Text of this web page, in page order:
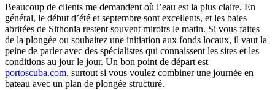
Beaucoup de clients me demandent où l’eau est la plus claire. En
général, le début d’été et septembre sont excellents, et les baies
abritées de Sithonia restent souvent miroirs le matin. Si vous faites
de la plongée ou souhaitez une initiation aux fonds locaux, il vaut la
peine de parler avec des spécialistes qui connaissent les sites et les
conditions au jour le jour. Un bon point de départ est
portoscuba.com, surtout si vous voulez combiner une journée en
bateau avec un plan de plongée structuré.